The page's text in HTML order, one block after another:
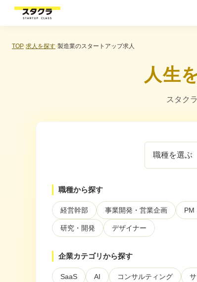
TOP 求人を探す 製造業のスタートアップ求人
人生
スタク
職
を
企
カ
を
選
ぶ
職種から探す
経営幹部 事業開発・営業企画 PM
研究・開発 デザイナー
企業カテゴリから探す
SaaS AI コンサルティング